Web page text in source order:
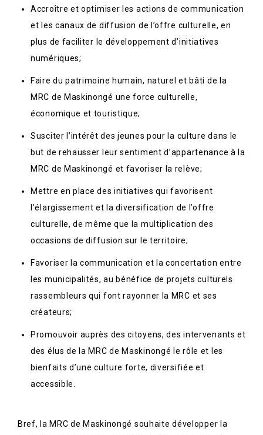
Accroître et optimiser les actions de communication
et les canaux de diffusion de l’offre culturelle, en
plus de faciliter le développement d’initiatives
numériques;
Faire du patrimoine humain, naturel et bâti de la
MRC de Maskinongé une force culturelle,
économique et touristique;
Susciter l’intérêt des jeunes pour la culture dans le
but de rehausser leur sentiment d’appartenance à la
MRC de Maskinongé et favoriser la relève;
Mettre en place des initiatives qui favorisent
l’élargissement et la diversification de l’offre
culturelle, de même que la multiplication des
occasions de diffusion sur le territoire;
Favoriser la communication et la concertation entre
les municipalités, au bénéfice de projets culturels
rassembleurs qui font rayonner la MRC et ses
créateurs;
Promouvoir auprès des citoyens, des intervenants et
des élus de la MRC de Maskinongé le rôle et les
bienfaits d’une culture forte, diversifiée et
accessible.
Bref, la MRC de Maskinongé souhaite développer la